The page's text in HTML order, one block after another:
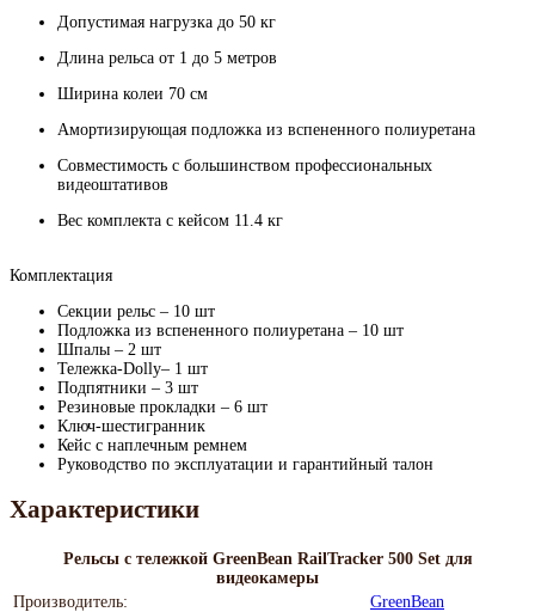
Допустимая нагрузка до 50 кг
Длина рельса от 1 до 5 метров
Ширина колеи 70 см
Амортизирующая подложка из вспененного полиуретана
Совместимость с большинством профессиональных
видеоштативов
Вес комплекта с кейсом 11.4 кг
Комплектация
Секции рельс – 10 шт
Подложка из вспененного полиуретана – 10 шт
Шпалы – 2 шт
Тележка-Dolly– 1 шт
Подпятники – 3 шт
Резиновые прокладки – 6 шт
Ключ-шестигранник
Кейс с наплечным ремнем
Руководство по эксплуатации и гарантийный талон
Характеристики
Рельсы с тележкой GreenBean RailTracker 500 Set для
видеокамеры
Производитель:
GreenBean